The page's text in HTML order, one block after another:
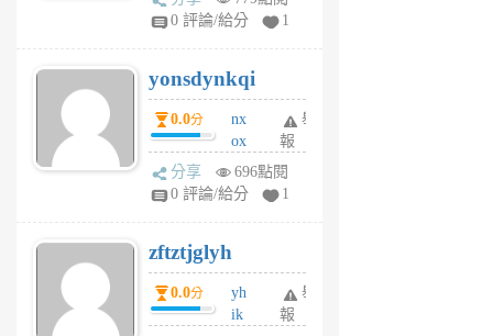
sv
6
個
月
前
0 評論/給分
1
yonsdynkqi
0.0分
nx
ox
rh
pe
月
前
舉
報
分享
696點閱
0 評論/給分
1
zftztjglyh
0.0分
yh
ik
舉
報